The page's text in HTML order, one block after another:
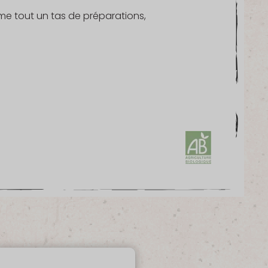
tout un tas de préparations,